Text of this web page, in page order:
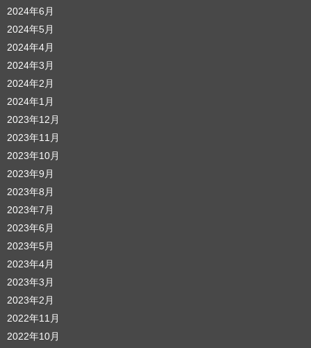
2024年6月
2024年5月
2024年4月
2024年3月
2024年2月
2024年1月
2023年12月
2023年11月
2023年10月
2023年9月
2023年8月
2023年7月
2023年6月
2023年5月
2023年4月
2023年3月
2023年2月
2022年11月
2022年10月